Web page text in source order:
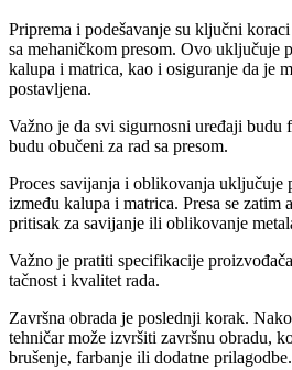
Priprema i podešavanje su ključni
sa mehaničkom presom. Ovo uključuje
kalupa i matrica, kao i osiguranje da je
postavljena.
Važno je da svi sigurnosni uređaji budu
budu obučeni za rad sa presom.
Proces savijanja i oblikovanja uključuje
između kalupa i matrica. Presa se zatim
pritisak za savijanje ili oblikovanje
Važno je pratiti specifikacije
tačnost i kvalitet rada.
Završna obrada je poslednji korak.
tehničar može izvršiti završnu obradu,
brušenje, farbanje ili dodatne prilagodbe.